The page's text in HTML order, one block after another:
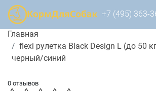
+7 (495) 363-
Главная
flexi рулетка Black Design L (до 50
черный/синий
0 отзывов